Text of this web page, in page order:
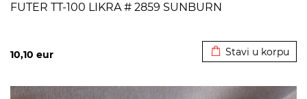
FUTER TT-100 LIKRA # 2859 SUNBURN
10,10 eur Stavi u korpu